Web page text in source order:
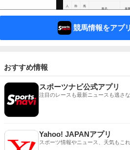
競馬情報をアプ
おすすめ情報
スポーツナビ公式アプリ
注目のレースも最新ニュースも逃さ
Yahoo! JAPANアプリ
スポーツ情報やニュース、天気もこ